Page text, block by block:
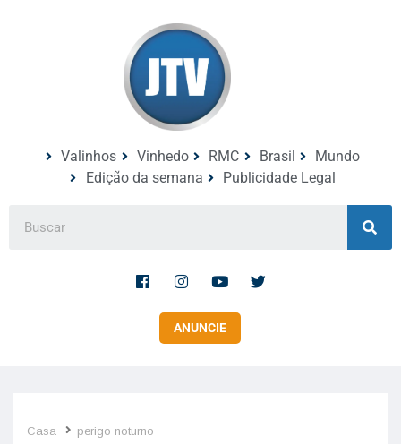
Valinhos Vinhedo RMC Brasil
Mundo
Edição da semana
Publicidade Legal
ANUNCIE
Casa perigo noturno